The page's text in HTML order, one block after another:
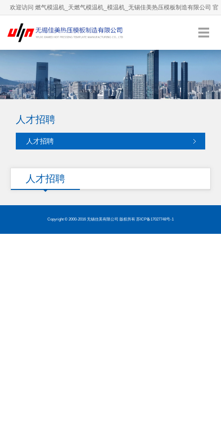
欢迎访问 燃气模温机_天燃气模温机_模温机_无锡佳美热压模板制造有限公司 官
方网站！
服务热线：0510-66892036 加入收藏
人才招聘
人才招聘
人才招聘
Copyright © 2000-2016 无锡佳美有限公司 版权所有 苏ICP备17027748号-1